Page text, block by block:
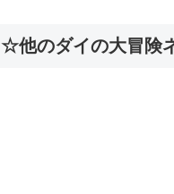
☆他のダイの大冒険